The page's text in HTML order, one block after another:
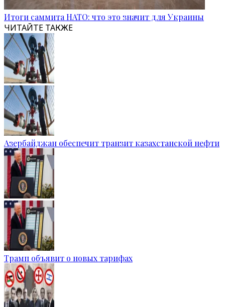
Итоги саммита НАТО: что это значит для Украины
ЧИТАЙТЕ ТАКЖЕ
Азербайджан обеспечит транзит казахстанской нефти
Трамп объявит о новых тарифах